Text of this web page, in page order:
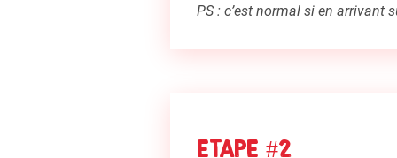
PS : c’est normal si en arrivant
ETAPE #2